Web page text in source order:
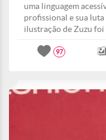
uma linguagem
profissional e sua
ilustração de Zuzu
97